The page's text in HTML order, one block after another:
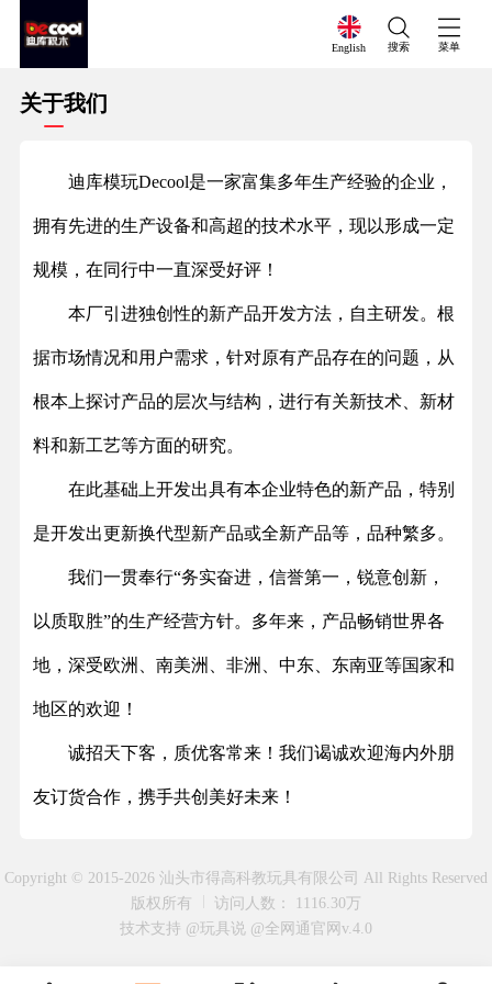
English 搜索 菜单
关于我们
迪库模玩Decool是一家富集多年生产经验的企业，
拥有先进的生产设备和高超的技术水平，现以形成一定
规模，在同行中一直深受好评！
本厂引进独创性的新产品开发方法，自主研发。根
据市场情况和用户需求，针对原有产品存在的问题，从
根本上探讨产品的层次与结构，进行有关新技术、新材
料和新工艺等方面的研究。
在此基础上开发出具有本企业特色的新产品，特别
是开发出更新换代型新产品或全新产品等，品种繁多。
我们一贯奉行“务实奋进，信誉第一，锐意创新，
以质取胜”的生产经营方针。多年来，产品畅销世界各
地，深受欧洲、南美洲、非洲、中东、东南亚等国家和
地区的欢迎！
诚招天下客，质优客常来！我们谒诚欢迎海内外朋
友订货合作，携手共创美好未来！
Copyright © 2015-2026 汕头市得高科教玩具有限公司 All Rights Reserved
版权所有
访问人数： 1116.30万
技术支持 @玩具说 @全网通官网v.4.0